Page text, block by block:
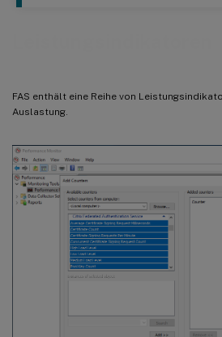
FAS enthält eine Reihe von
Auslastung.